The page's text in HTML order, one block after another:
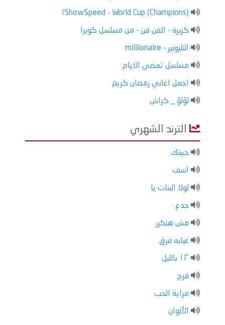
IShowSpeed - World Cup (Champions)
كزبرة - الفن فن - من مسلسل كوبرا
النليونير - millionaire
مسلسل تمضي الايام
اجمل اغاني رمضان كريم
لؤلؤ _ كراش
الترند الشهري
حبيتك
اسف
لولا البنات يا
جدع
مش هتكرر
غيابه فرق
١٢ بالليل
فرح
مراية الحب
الألوان